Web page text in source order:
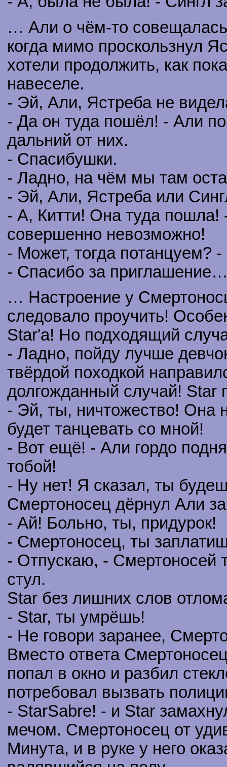
… Али о чём-то
когда мимо проскользнул
хотели продолжить, как
навеселе.
- Эй, Али, Ястреба не
- Да он туда пошёл! - Али
дальний от них.
- Спасибушки.
- Ладно, на чём мы там
- Эй, Али, Ястреба или
- А, Китти! Она туда пошла!
совершенно невозможно!
- Может, тогда потанцуем?
- Спасибо за
… Настроение у
следовало проучить!
Star'a! Но подходящий
- Ладно, пойду лучше
твёрдой походкой
долгожданный случай! Star
- Эй, ты, ничтожество! Она
будет танцевать со мной!
- Вот ещё! - Али гордо
тобой!
- Ну нет! Я сказал, ты
Смертоносец дёрнул Али за
- Ай! Больно, ты, придурок!
- Смертоносец, ты
- Отпускаю, - Смертоносей
стул.
Star без лишних слов
- Star, ты умрёшь!
- Не говори заранее,
Вместо ответа
попал в окно и разбил
потребовал вызвать
- StarSabre! - и Star
мечом. Смертоносец от
Минута, и в руке у него